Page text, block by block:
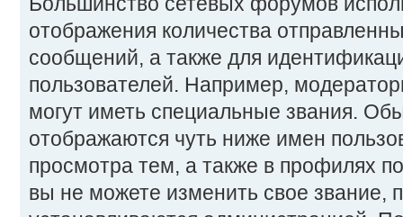
отображения количества
сообщений, а также для
пользователей. Например,
могут иметь специальные звания.
отображаются чуть ниже имен
просмотра тем, а также в профилях
вы не можете изменить свое звание,